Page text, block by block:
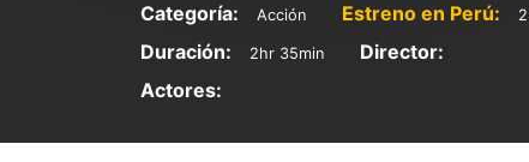
Categoría: Acción Estreno en Perú:
Duración: 2hr 35min
Director:
Actores: